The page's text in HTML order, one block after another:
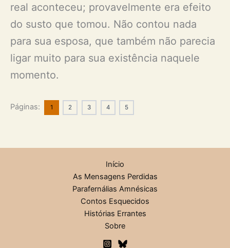
real aconteceu; provavelmente era efeito
do susto que tomou. Não contou nada
para sua esposa, que também não parecia
ligar muito para sua existência naquele
momento.
Páginas: 1 2 3 4 5
Início
As Mensagens Perdidas
Parafernálias Amnésicas
Contos Esquecidos
Histórias Errantes
Sobre